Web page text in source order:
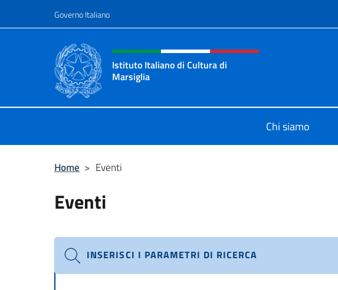
Governo Italiano
Intestazione sito, social e menù
Istituto Italiano di Cultura di
Marsiglia
Chi siamo
Home > Eventi
Eventi
INSERISCI I PARAMETRI DI RICERCA